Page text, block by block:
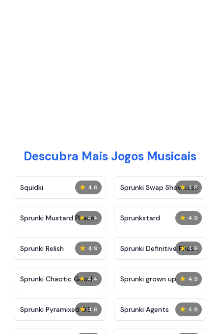
Descubra Mais Jogos Musicais
★ 4.6
Squidki ★ 4.8
Sprunki Swap Showcase
★ 4.4
Sprunki Mustard Phase
2
★ 4.9
Sprunkstard
★ 4.9
Sprunki Relish ★ 4.6
Sprunki Definitive Phase
7
★ 4.4
Sprunki Chaotic Good ★ 4.9
Sprunki grown up
★ 4.6
Sprunki Pyramixed 0.9 ★ 4.9
Sprunki Agents